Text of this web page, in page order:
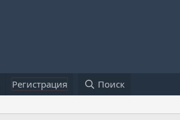
Регистрация Поиск